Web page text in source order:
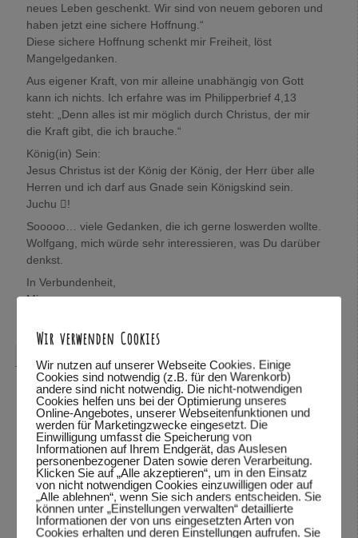
neues Leben geschenkt. Wir sind von neuem geboren und
haben jetzt eine sichere Hoffnung.“
Diese sichere Hoffnung schenkt mir Freiheit, löst
Mangelgedanken.
Aus eigener Kraft, von mir alleine unabhängig von Gott
kann ich nichts. Ich erfahre was im Philipperbrief 4,13
steht: „Denn alles ist mir möglich durch Christus, der mir
die Kraft gibt, die ich brauche.“
König(in) Sein:
Jesus Christus ist der König der König, der Herr über alle
Herren und ich darf aus Gnade sein Königskind sein.
Juchu !
Sooooo… viele Gedanken, die ich gerne loswerden wollte.
Wolfgang, mich würde sehr interessieren, was Du darüber
denkst.
In Verbundenheit,
Mira
Hallo Mira,
vielen Dank für das mitteilen deiner Gedanken. Schön,
dass du so viele Bibelstellen zitieren kannst und mit uns
teilst.
Was ich über deine Gedanken denke? Ich habe deine
Worte und deine Wahrheit gelesen und kann sie so stehen
lassen. Vieles was du beschreibst, kann ich fühlen.
Es freut mich sehr, dass du dich von Gott beschenkt,
Wir verwenden Cookies
Wir nutzen auf unserer Webseite Cookies. Einige
Cookies sind notwendig (z.B. für den Warenkorb)
andere sind nicht notwendig. Die nicht-notwendigen
Cookies helfen uns bei der Optimierung unseres
Online-Angebotes, unserer Webseitenfunktionen und
werden für Marketingzwecke eingesetzt. Die
Einwilligung umfasst die Speicherung von
Informationen auf Ihrem Endgerät, das Auslesen
personenbezogener Daten sowie deren Verarbeitung.
Klicken Sie auf „Alle akzeptieren“, um in den Einsatz
von nicht notwendigen Cookies einzuwilligen oder auf
„Alle ablehnen“, wenn Sie sich anders entscheiden. Sie
können unter „Einstellungen verwalten“ detaillierte
Informationen der von uns eingesetzten Arten von
Cookies erhalten und deren Einstellungen aufrufen. Sie